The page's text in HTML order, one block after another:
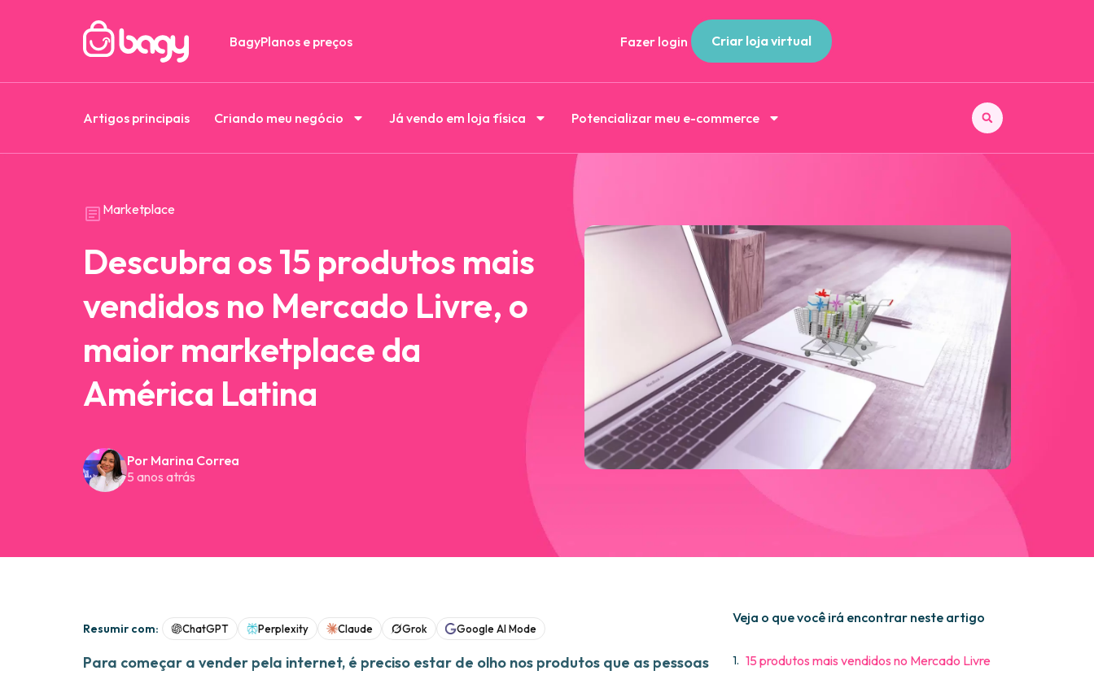
BagyPlanos e preços Fazer login Criar loja virtual
Artigos principais Criando meu negócio Já vendo em loja física Potencializar meu e-commerce
Marketplace
Descubra os 15 produtos mais
vendidos no Mercado Livre, o
maior marketplace da
América Latina
Por Marina Correa
5 anos atrás
Resumir com: ChatGPT Perplexity Claude Grok Google AI Mode
Para começar a vender pela internet, é preciso estar de olho nos produtos que as pessoas
Veja o que você irá encontrar neste artigo
15 produtos mais vendidos no Mercado Livre